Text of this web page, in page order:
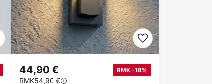
44,90 € RMK -18%
RMK54,90 €